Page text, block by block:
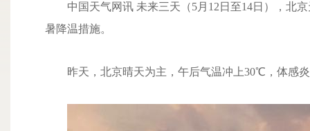
中国天气网讯 未来三天（5月12日至14日），北京
暑降温措施。
昨天，北京晴天为主，午后气温冲上30℃，体感炎